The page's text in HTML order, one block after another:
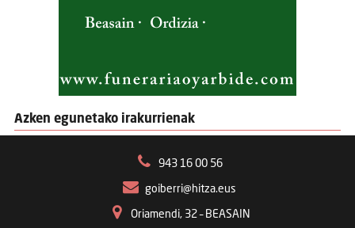
Azken egunetako irakurrienak
943 16 00 56
goiberri@hitza.eus
Oriamendi, 32 – BEASAIN